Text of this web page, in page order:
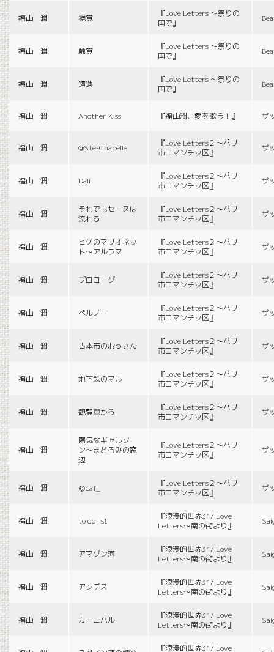
福山 潤 視覚
『Love Letters 〜祭りの
国で』
福山 潤 触覚
『Love Letters 〜祭りの
国で』
福山 潤 遭遇
『Love Letters 〜祭りの
国で』
福山 潤 Another Kiss 『福山潤、愛を歌う！』 ザ
福山 潤 @Ste-Chapelle
『Love Letters２〜パリ
市ロマンチッ区』
ザ
福山 潤 Dali
『Love Letters２〜パリ
市ロマンチッ区』
ザ
福山 潤
それでもセーヌは
流れる
『Love Letters２〜パリ
市ロマンチッ区』
ザ
福山 潤
ヒゲのマリオネッ
ト〜アルラマ
『Love Letters２〜パリ
市ロマンチッ区』
ザ
福山 潤 プロローグ
『Love Letters２〜パリ
市ロマンチッ区』
ザ
福山 潤 ペルノー
『Love Letters２〜パリ
市ロマンチッ区』
ザ
福山 潤 古本市のおっさん
『Love Letters２〜パリ
市ロマンチッ区』
ザ
福山 潤 地下鉄のマル
『Love Letters２〜パリ
市ロマンチッ区』
ザ
福山 潤 観覧車から
『Love Letters２〜パリ
市ロマンチッ区』
ザ
福山 潤
陽気なギャルソ
ン〜まどろみの窓
辺
『Love Letters２〜パリ
市ロマンチッ区』
ザ
福山 潤 ＠caf_
『Love Letters２〜パリ
市ロマンチッ区』
ザ
福山 潤 to do list
『浪漫的世界31/ Love
Letters〜南の街より』
福山 潤 アマゾン河
『浪漫的世界31/ Love
Letters〜南の街より』
福山 潤 アンデス
『浪漫的世界31/ Love
Letters〜南の街より』
福山 潤 カーニバル
『浪漫的世界31/ Love
Letters〜南の街より』
『浪漫的世界31/ Love